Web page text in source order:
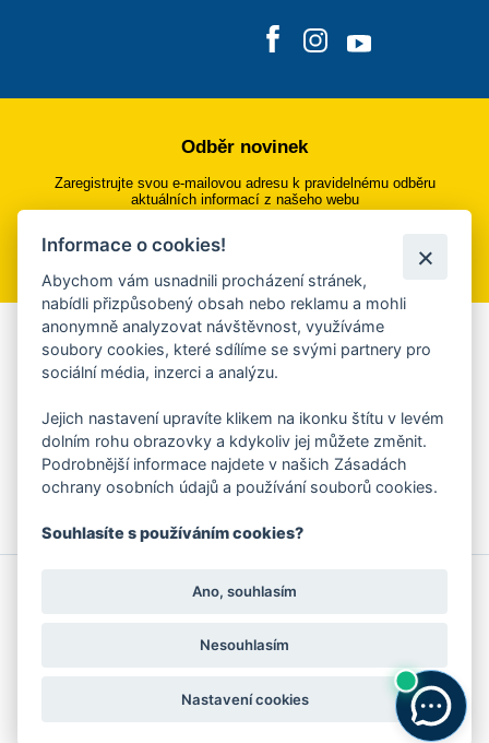
Odběr novinek
Zaregistrujte svou e-mailovou adresu k pravidelnému odběru
aktuálních informací z našeho webu
Přihlásit se k odběru
Aplikace Mobilní rozhlas
Chcete dostávat do svého mobilu či mailu upozornění na
ankety, pozvánky na kulturní a sportovní akce?
Více informací o aplikaci
Ochrana osobních údajů
Informace o cookies!
Abychom vám usnadnili procházení stránek,
nabídli přizpůsobený obsah nebo reklamu a mohli
anonymně analyzovat návštěvnost, využíváme
soubory cookies, které sdílíme se svými partnery pro
sociální média, inzerci a analýzu.
Jejich nastavení upravíte klikem na ikonku štítu v levém
dolním rohu obrazovky a kdykoliv jej můžete změnit.
Podrobnější informace najdete v našich Zásadách
ochrany osobních údajů a používání souborů cookies.
Souhlasíte s používáním cookies?
Ano, souhlasím
Nesouhlasím
Nastavení cookies